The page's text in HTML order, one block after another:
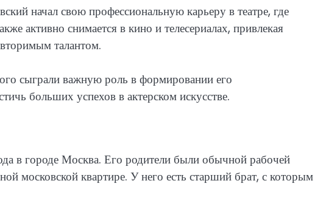
начал свою профессиональную карьеру в театре, где
активно снимается в кино и телесериалах, привлекая
талантом.
сыграли важную роль в формировании его
больших успехов в актерском искусстве.
в городе Москва. Его родители были обычной рабочей
московской квартире. У него есть старший брат, с которым